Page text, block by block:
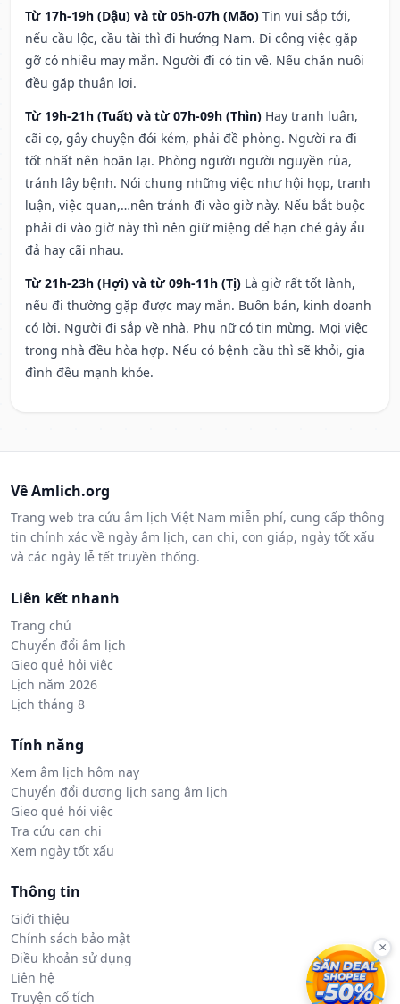
Từ 17h-19h (Dậu) và từ 05h-07h (Mão) Tin vui sắp tới,
nếu cầu lộc, cầu tài thì đi hướng Nam. Đi công việc gặp
gỡ có nhiều may mắn. Người đi có tin về. Nếu chăn nuôi
đều gặp thuận lợi.
Từ 19h-21h (Tuất) và từ 07h-09h (Thìn) Hay tranh luận,
cãi cọ, gây chuyện đói kém, phải đề phòng. Người ra đi
tốt nhất nên hoãn lại. Phòng người người nguyền rủa,
tránh lây bệnh. Nói chung những việc như hội họp, tranh
luận, việc quan,…nên tránh đi vào giờ này. Nếu bắt buộc
phải đi vào giờ này thì nên giữ miệng để hạn ché gây ẩu
đả hay cãi nhau.
Từ 21h-23h (Hợi) và từ 09h-11h (Tị) Là giờ rất tốt lành,
nếu đi thường gặp được may mắn. Buôn bán, kinh doanh
có lời. Người đi sắp về nhà. Phụ nữ có tin mừng. Mọi việc
trong nhà đều hòa hợp. Nếu có bệnh cầu thì sẽ khỏi, gia
đình đều mạnh khỏe.
Về Amlich.org
Trang web tra cứu âm lịch Việt Nam miễn phí, cung cấp thông
tin chính xác về ngày âm lịch, can chi, con giáp, ngày tốt xấu
và các ngày lễ tết truyền thống.
Liên kết nhanh
Trang chủ
Chuyển đổi âm lịch
Gieo quẻ hỏi việc
Lịch năm 2026
Lịch tháng 8
Tính năng
Xem âm lịch hôm nay
Chuyển đổi dương lịch sang âm lịch
Gieo quẻ hỏi việc
Tra cứu can chi
Xem ngày tốt xấu
Thông tin
Giới thiệu
Chính sách bảo mật
Điều khoản sử dụng
Liên hệ
Truyện cổ tích
×